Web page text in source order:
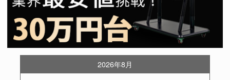
2026年8月